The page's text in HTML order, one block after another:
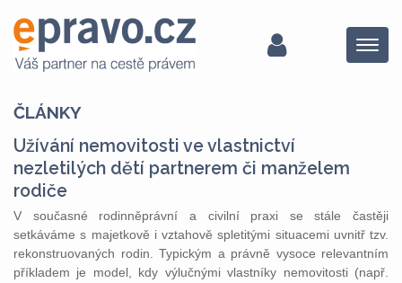
Menu
ČLÁNKY
Užívání nemovitosti ve vlastnictví
nezletilých dětí partnerem či manželem
rodiče
V současné rodinněprávní a civilní praxi se stále častěji
setkáváme s majetkově i vztahově spletitými situacemi uvnitř tzv.
rekonstruovaných rodin. Typickým a právně vysoce relevantním
příkladem je model, kdy výlučnými vlastníky nemovitosti (např.